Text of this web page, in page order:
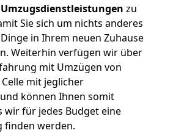
zu
Sie sich um nichts anderes
in Ihrem neuen Zuhause
Weiterhin verfügen wir über
mit Umzügen von
mit jeglicher
können Ihnen somit
wir für jedes Budget eine
finden werden.